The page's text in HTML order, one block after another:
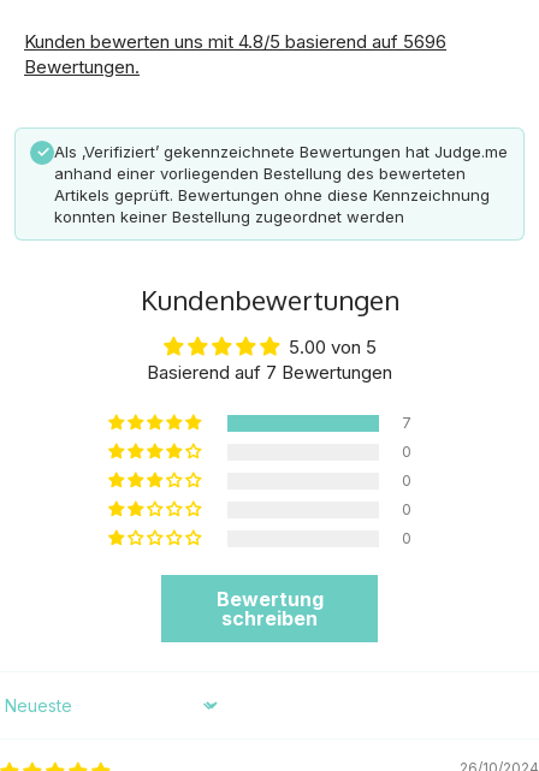
Kunden bewerten uns mit 4.8/5 basierend auf 5696
Bewertungen.
✓ Als ‚Verifiziert’ gekennzeichnete Bewertungen hat Judge.me
anhand einer vorliegenden Bestellung des bewerteten
Artikels geprüft. Bewertungen ohne diese Kennzeichnung
konnten keiner Bestellung zugeordnet werden
Kundenbewertungen
5.00 von 5
Basierend auf 7 Bewertungen
7
0
0
0
0
Bewertung
schreiben
Sort by